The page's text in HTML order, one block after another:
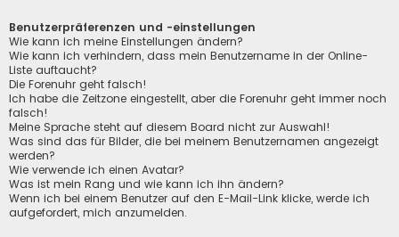
Benutzerpräferenzen und -einstellungen
Wie kann ich meine Einstellungen ändern?
Wie kann ich verhindern, dass mein Benutzername in der Online-
Liste auftaucht?
Die Forenuhr geht falsch!
Ich habe die Zeitzone eingestellt, aber die Forenuhr geht immer noch
falsch!
Meine Sprache steht auf diesem Board nicht zur Auswahl!
Was sind das für Bilder, die bei meinem Benutzernamen angezeigt
werden?
Wie verwende ich einen Avatar?
Was ist mein Rang und wie kann ich ihn ändern?
Wenn ich bei einem Benutzer auf den E-Mail-Link klicke, werde ich
aufgefordert, mich anzumelden.